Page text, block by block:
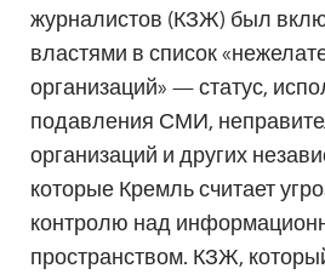
журналистов (КЗЖ) был
властями в список
организаций» — статус,
подавления СМИ,
организаций и других
которые Кремль считает
контролю над
пространством. КЗЖ,